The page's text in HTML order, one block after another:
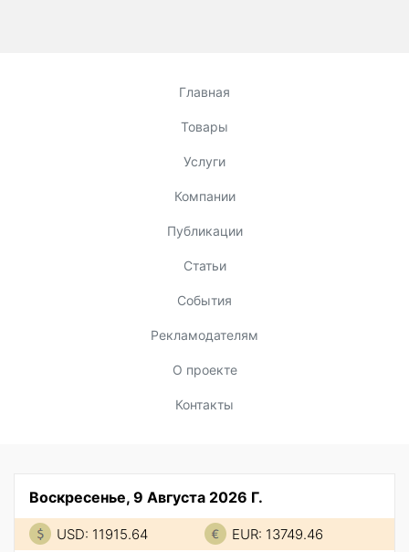
Главная
Товары
Услуги
Компании
Публикации
Статьи
События
Рекламодателям
О проекте
Контакты
Воскресенье, 9 Августа 2026 Г.
USD: 11915.64 EUR: 13749.46